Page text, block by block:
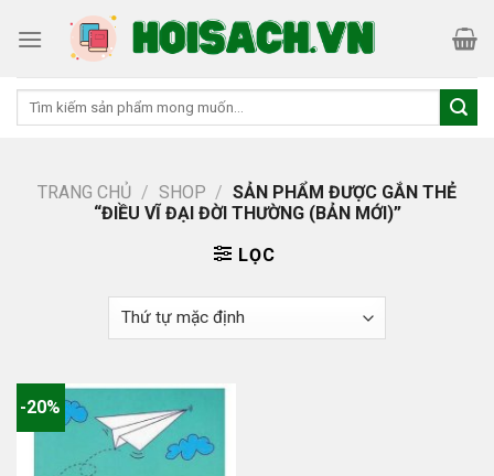
Tìm
TRANG CHỦ / SHOP / SẢN PHẨM ĐƯỢC GẮN THẺ
“ĐIỀU VĨ ĐẠI ĐỜI THƯỜNG (BẢN MỚI)”
LỌC
-20%